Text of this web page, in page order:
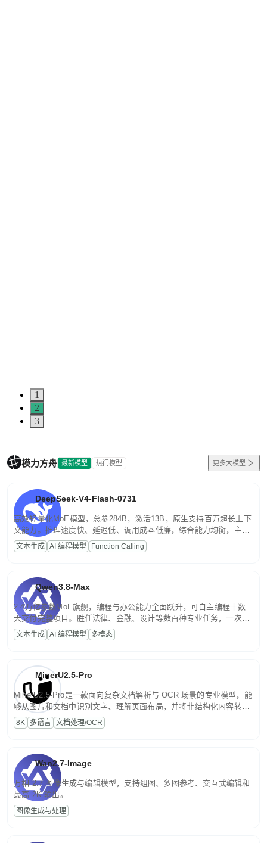
1
2
3
模力方舟 最新模型 热门模型 更多大模型
DeepSeek-V4-Flash-0731
高效轻量化MoE模型，总参284B，激活13B，原生支持百万超长上下
文能力。推理速度快、延迟低、调用成本低廉，综合能力均衡，主打
高并发、轻量化任务，适合日常对话、内容创作、基础 RAG、批量
文案处理等普惠刚需场景。
文本生成 AI 编程模型 Function Calling
Qwen3.8-Max
2.4万亿参数MoE旗舰，编程与办公能力全面跃升，可自主编程十数
天交付完整项目。胜任法律、金融、设计等数百种专业任务，一次对
话端到端交付生产级成果。原生视觉理解贯穿规划、执行与验证全流
程，支持超长文档与长视频的深度语义解析。长程任务中自主规划与
文本生成 AI 编程模型 多模态
MinerU2.5-Pro
MinerU2.5-Pro是一款面向复杂文档解析与 OCR 场景的专业模型，能
够从图片和文档中识别文字、理解页面布局，并将非结构化内容转换
为便于存储、检索和二次处理的结构化结果。
8K 多语言 文档处理/OCR
Wan2.7-Image
万相 2.7 图像生成与编辑模型，支持组图、多图参考、交互式编辑和
最高 2K 输出。
图像生成与处理